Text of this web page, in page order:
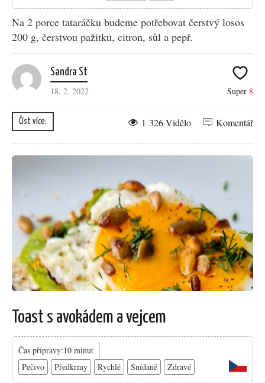
Na 2 porce tataráčku budeme potřebovat čerstvý losos
200 g, čerstvou pažitku, citron, sůl a pepř.
Sandra St
18. 2. 2022
Super 8
Číst více: Komentář
1 326 Vidělo
Toast s avokádem a vejcem
Čas přípravy:10 minut
Pečivo
Předkrmy Rychlé Snídaně Zdravé